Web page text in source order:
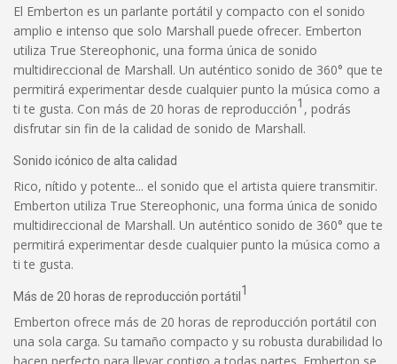
El Emberton es un parlante portátil y compacto con el sonido
amplio e intenso que solo Marshall puede ofrecer. Emberton
utiliza True Stereophonic, una forma única de sonido
multidireccional de Marshall. Un auténtico sonido de 360° que te
permitirá experimentar desde cualquier punto la música como a
ti te gusta. Con más de 20 horas de reproducción1 , podrás
disfrutar sin fin de la calidad de sonido de Marshall.
Sonido icónico de alta calidad
Rico, nítido y potente... el sonido que el artista quiere transmitir.
Emberton utiliza True Stereophonic, una forma única de sonido
multidireccional de Marshall. Un auténtico sonido de 360° que te
permitirá experimentar desde cualquier punto la música como a
ti te gusta.
Más de 20 horas de reproducción portátil 1
Emberton ofrece más de 20 horas de reproducción portátil con
una sola carga. Su tamaño compacto y su robusta durabilidad lo